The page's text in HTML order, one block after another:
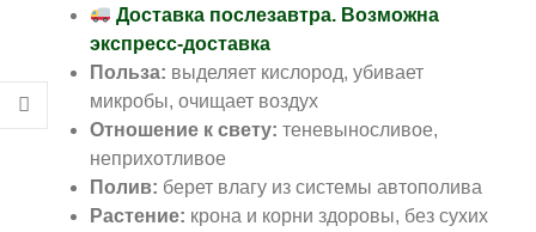
Доставка послезавтра. Возможна
экспресс-доставка
Польза: выделяет кислород, убивает
микробы, очищает воздух
Отношение к свету: теневыносливое,
неприхотливое
Полив: берет влагу из системы автополива
Растение: крона и корни здоровы, без сухих